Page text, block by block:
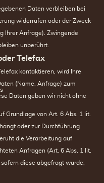
Daten verbleiben bei
widerrufen oder der Zweck
Ihrer Anfrage). Zwingende
unberührt.
Telefax
kontaktieren, wird Ihre
(Name, Anfrage) zum
Daten geben wir nicht ohne
Grundlage von Art. 6 Abs. 1 lit.
oder zur Durchführung
die Verarbeitung auf
Anfragen (Art. 6 Abs. 1 lit.
diese abgefragt wurde;